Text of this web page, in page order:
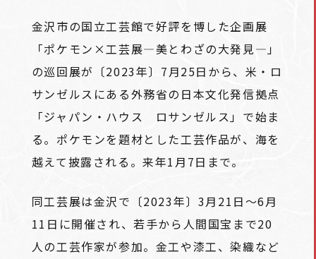
金沢市の国立工芸館で好評を博した企画展
「ポケモン×工芸展―美とわざの大発見―」
の巡回展が〔2023年〕7月25日から、米・ロ
サンゼルスにある外務省の日本文化発信拠点
「ジャパン・ハウス ロサンゼルス」で始ま
る。ポケモンを題材とした工芸作品が、海を
越えて披露される。来年1月7日まで。
同工芸展は金沢で〔2023年〕3月21日～6月
11日に開催され、若手から人間国宝まで20
人の工芸作家が参加。金工や漆工、染織など